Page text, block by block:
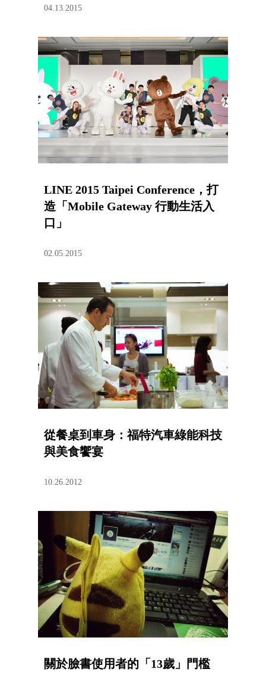
04.13.2015
LINE 2015 Taipei Conference，打
造「Mobile Gateway 行動生活入
口」
02.05.2015
從餐桌到車身：福特汽車綠能科技
與美食饗宴
10.26.2012
關於臉書使用者的「13歲」門檻